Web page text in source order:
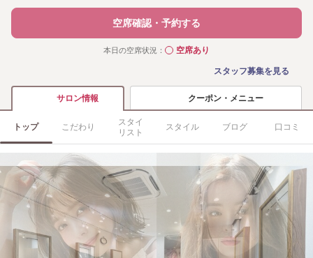
空席確認・予約する
本日の空席状況： ◯空席あり
スタッフ募集を見る
サロン情報 クーポン・メニュー
トップ こだわり
スタイ
リスト
スタイル ブログ 口コミ